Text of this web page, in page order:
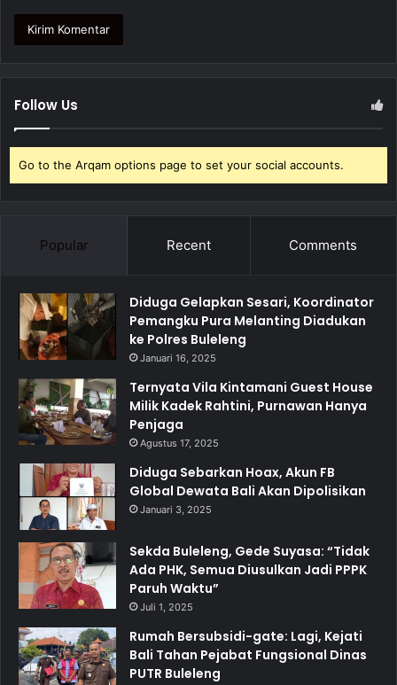
Follow Us
Go to the Arqam options page to set your social accounts.
Popular Recent Comments
Diduga Gelapkan Sesari, Koordinator
Pemangku Pura Melanting Diadukan
ke Polres Buleleng
Januari 16, 2025
Ternyata Vila Kintamani Guest House
Milik Kadek Rahtini, Purnawan Hanya
Penjaga
Agustus 17, 2025
Diduga Sebarkan Hoax, Akun FB
Global Dewata Bali Akan Dipolisikan
Januari 3, 2025
Sekda Buleleng, Gede Suyasa: “Tidak
Ada PHK, Semua Diusulkan Jadi PPPK
Paruh Waktu”
Juli 1, 2025
Rumah Bersubsidi-gate: Lagi, Kejati
Bali Tahan Pejabat Fungsional Dinas
PUTR Buleleng